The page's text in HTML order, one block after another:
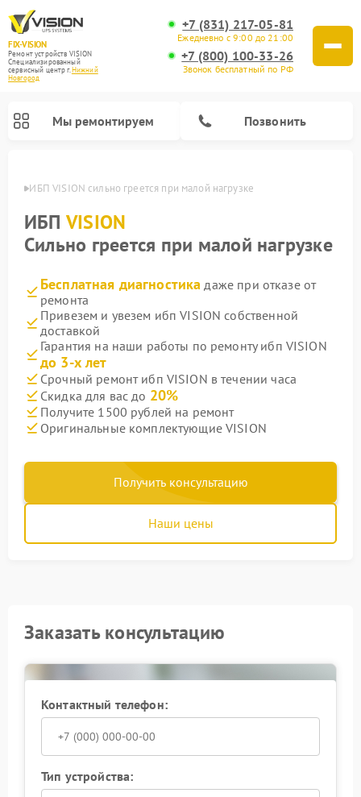
FIX-VISION
Ремонт устройств VISION
Специализированный
cервисный центр г.Нижний
Новгород
+7 (831) 217-05-81
Ежедневно с 9:00 до 21:00
+7 (800) 100-33-26
Звонок бесплатный по РФ
Мы ремонтируем Позвонить
ИБП VISION сильно греется при малой нагрузке
ИБП VISION
Сильно греется при малой нагрузке
Бесплатная диагностика даже при отказе от
ремонта
Привезем и увезем ибп VISION собственной
доставкой
Гарантия на наши работы по ремонту ибп VISION
до 3-х лет
Срочный ремонт ибп VISION в течении часа
Скидка для вас до 20%
Получите 1500 рублей на ремонт
Оригинальные комплектующие VISION
Получить консультацию
Наши цены
Заказать консультацию
Контактный телефон:
Тип устройства: